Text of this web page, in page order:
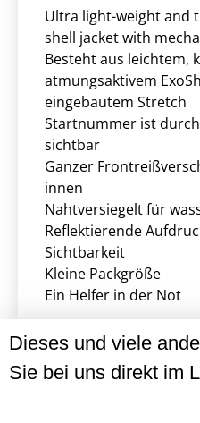
Ultra light-weight and
shell jacket with
Besteht aus leichtem,
atmungsaktivem
eingebautem Stretch
Startnummer ist
sichtbar
Ganzer
innen
Nahtversiegelt für
Reflektierende
Sichtbarkeit
Kleine Packgröße
Ein Helfer in der Not
Dieses und viele
Sie bei uns direkt im